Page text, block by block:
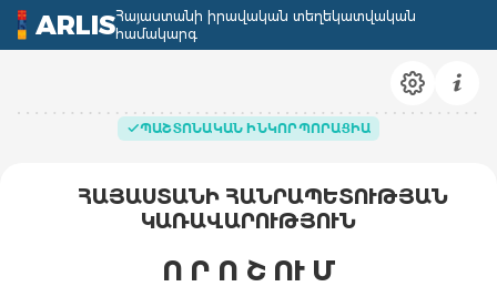
ARLISՀայաստանի իրավական տեղեկատվական
համակարգ
ՊԱՇՏՈՆԱԿԱՆ ԻՆԿՈՐՊՈՐԱՑԻԱ
ՀԱՅԱՍՏԱՆԻ ՀԱՆՐԱՊԵՏՈՒԹՅԱՆ
ԿԱՌԱՎԱՐՈՒԹՅՈՒՆ
Ո Ր Ո Շ ՈՒ Մ